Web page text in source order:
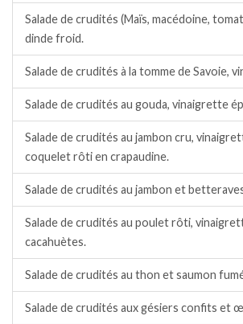
Salade de crudités (Maïs, macédoine,
dinde froid.
Salade de crudités à la tomme de Savoie,
Salade de crudités au gouda, vinaigrette
Salade de crudités au jambon cru,
coquelet rôti en crapaudine.
Salade de crudités au jambon et
Salade de crudités au poulet rôti,
cacahuètes.
Salade de crudités au thon et saumon
Salade de crudités aux gésiers confits et